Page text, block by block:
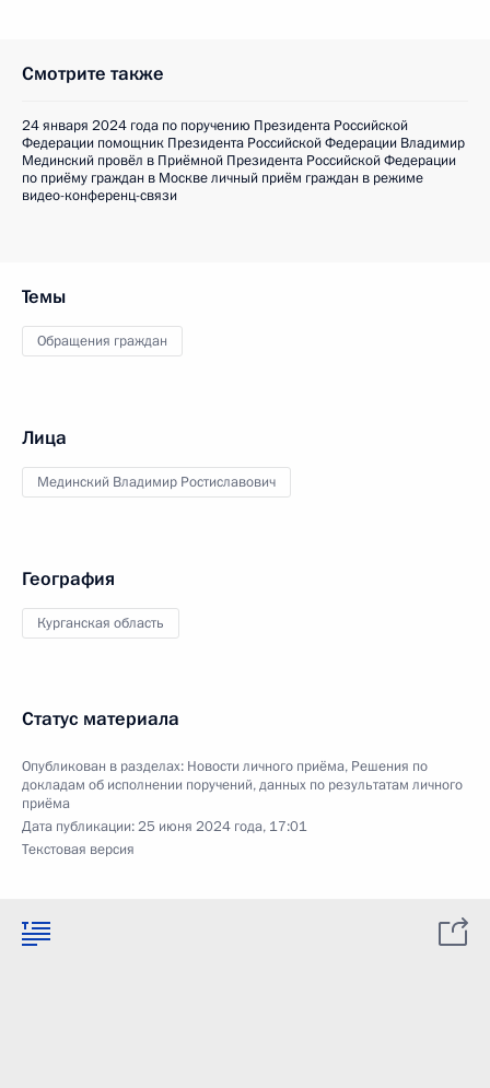
Смотрите также
24 января 2024 года по поручению Президента Российской
Федерации помощник Президента Российской Федерации Владимир
Мединский провёл в Приёмной Президента Российской Федерации
по приёму граждан в Москве личный приём граждан в режиме
видео-конференц-связи
Темы
Обращения граждан
Лица
Мединский Владимир Ростиславович
География
Курганская область
Статус материала
Опубликован в разделах: Новости личного приёма, Решения по
докладам об исполнении поручений, данных по результатам личного
приёма
Дата публикации:25 июня 2024 года, 17:01
Текстовая версия